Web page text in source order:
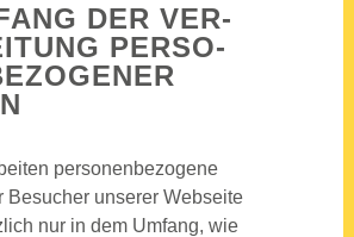
DER VER­
PER­SO­
per­so­nen­be­zo­ge­ne
Besu­cher unse­rer Web­sei­te
nur in dem Umfang, wie